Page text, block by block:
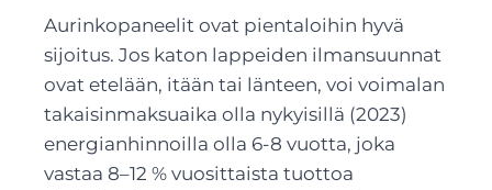
Aurinkopaneelit ovat pientaloihin hyvä
sijoitus. Jos katon lappeiden ilmansuunnat
ovat etelään, itään tai länteen, voi voimalan
takaisinmaksuaika olla nykyisillä (2023)
energianhinnoilla olla 6-8 vuotta, joka
vastaa 8–12 % vuosittaista tuottoa